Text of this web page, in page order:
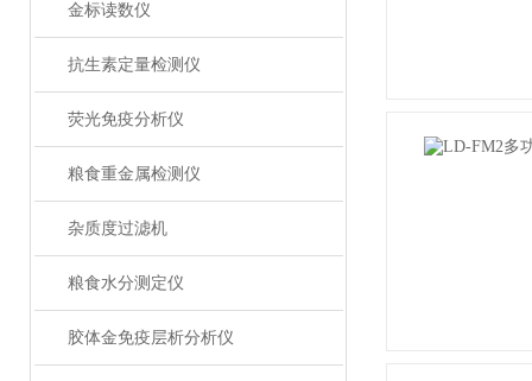
金标读数仪
抗生素定量检测仪
荧光免疫分析仪
粮食重金属检测仪
杂质度过滤机
粮食水分测定仪
胶体金免疫层析分析仪